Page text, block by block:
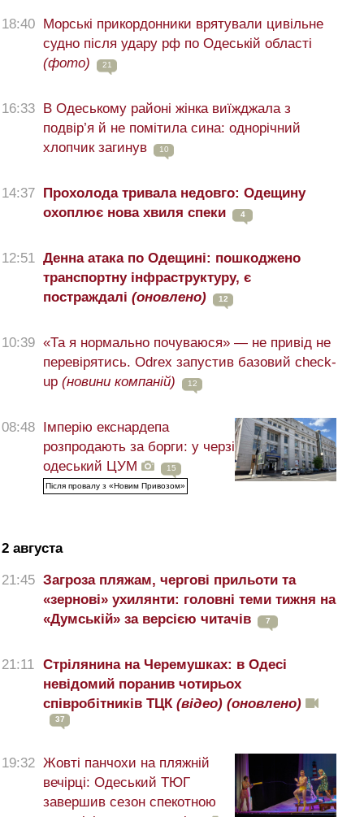
18:40
Морські прикордонники врятували цивільне
судно після удару рф по Одеській області
(фото)
21
16:33
В Одеському районі жінка виїжджала з
подвір’я й не помітила сина: однорічний
хлопчик загинув
10
14:37
Прохолода тривала недовго: Одещину
охоплює нова хвиля спеки
4
12:51 Денна атака по Одещині: пошкоджено
транспортну інфраструктуру, є
постраждалі (оновлено) 12
10:39 «Та я нормально почуваюся» — не привід не
перевірятись. Odrex запустив базовий check-
up (новини компаній) 12
08:48
Імперію екснардепа
розпродають за борги: у черзі
одеський ЦУМ
15
Після провалу з «Новим Привозом»
2 августа
21:45 Загроза пляжам, чергові прильоти та
«зернові» ухилянти: головні теми тижня на
«Думській» за версією читачів
7
21:11 Стрілянина на Черемушках: в Одесі
невідомий поранив чотирьох
співробітників ТЦК (відео) (оновлено)
37
19:32 Жовті панчохи на пляжній
вечірці: Одеський ТЮГ
завершив сезон спекотною